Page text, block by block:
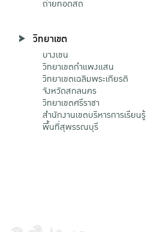
ถ่ายทอดสด
วิทยาเขต
บางเขน
วิทยาเขตกําแพงแสน
วิทยาเขตเฉลิมพระเกียรติ
จังหวัดสกลนคร
วิทยาเขตศรีราชา
สำนักงานเขตบริหารการเรียนรู้
พื้นที่สุพรรณบุรี